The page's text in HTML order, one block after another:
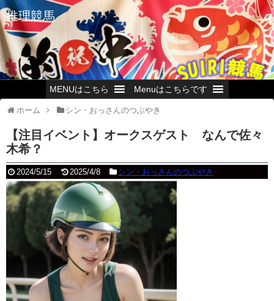
推理競馬
MENUはこちら Menuはこちらです
ホーム シン・おっさんのつぶやき
【注目イベント】オークスゲスト なんで佐々
木希？
2024/5/15 2025/4/8 シン・おっさんのつぶやき